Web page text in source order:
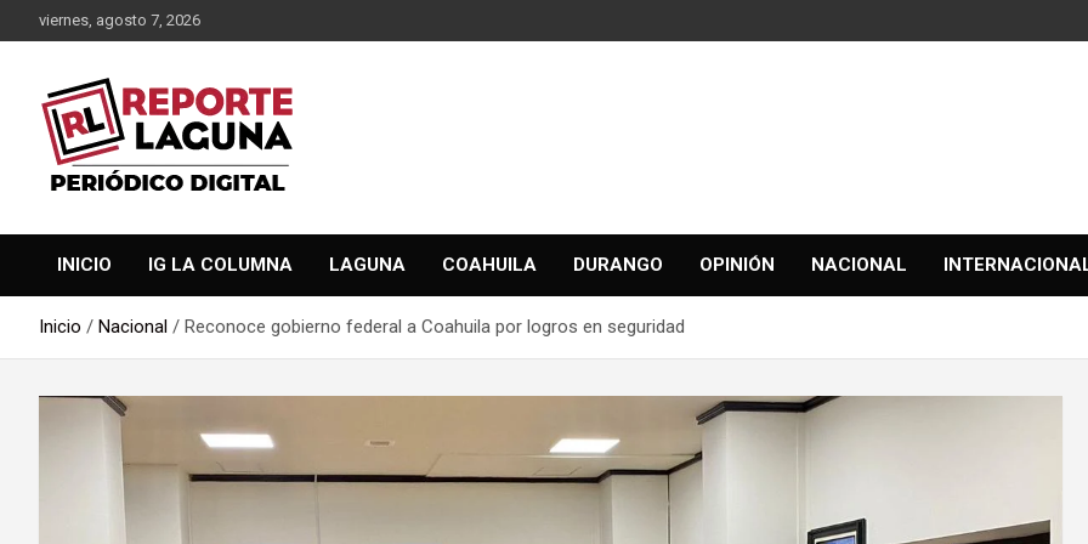
al
viernes, agosto 7, 2026
Reporte Laguna
INICIO IG LA COLUMNA LAGUNA COAHUILA DURANGO OPINIÓN NACIONAL
Inicio Nacional Reconoce gobierno federal a Coahuila por logros en seguridad